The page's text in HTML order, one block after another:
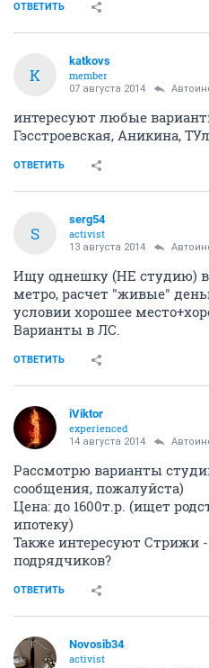
ОТВЕТИТЬ
K
katkovs
member
07 августа 2014
интересуют любые
Гэсстроевская, Аникина,
ОТВЕТИТЬ
S
serg54
activist
13 августа 2014
Ищу однешку (НЕ студию)
метро, расчет "живые"
условии хорошее
Варианты в ЛС.
ОТВЕТИТЬ
iViktor
experienced
14 августа 2014
Рассмотрю варианты
сообщения, пожалуйста)
Цена: до 1600т.р. (ищет
ипотеку)
Также интересуют Стрижи
подрядчиков?
ОТВЕТИТЬ
Novosib34
activist